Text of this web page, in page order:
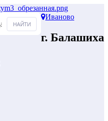
Иваново
г. Балашиха